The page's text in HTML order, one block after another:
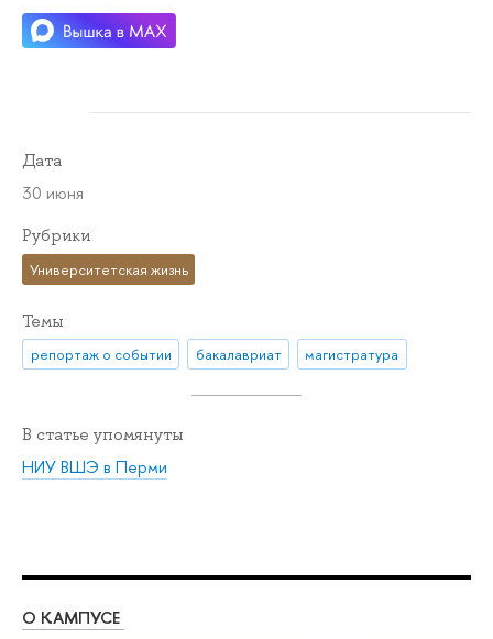
Дата
30 июня
Рубрики
Университетская жизнь
Темы
репортаж о событии бакалавриат магистратура
В статье упомянуты
НИУ ВШЭ в Перми
О КАМПУСЕ